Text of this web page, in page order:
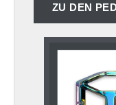
ZU DEN